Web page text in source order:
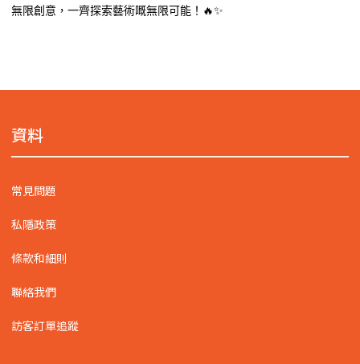
無限創意，一齊探索藝術嘅無限可能！🔥✨
資料
常見問題
私隱政策
條款和細則
聯絡我們
訪客訂單追蹤